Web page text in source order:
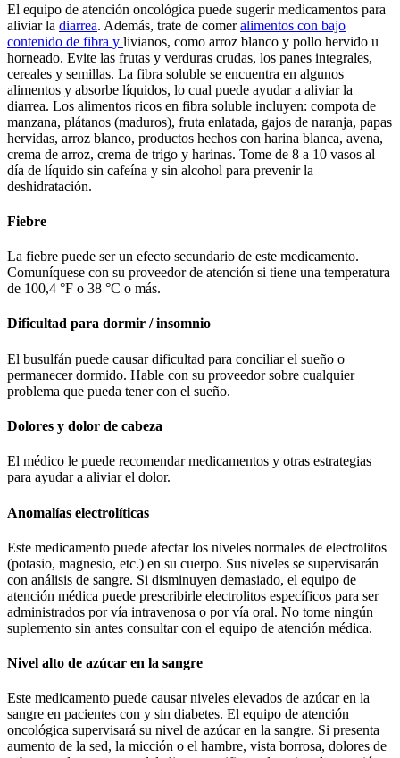
El equipo de atención oncológica puede sugerir medicamentos para
aliviar la diarrea. Además, trate de comeralimentos con bajo
contenido de fibra y livianos, como arroz blanco y pollo hervido u
horneado. Evite las frutas y verduras crudas, los panes integrales,
cereales y semillas. La fibra soluble se encuentra en algunos
alimentos y absorbe líquidos, lo cual puede ayudar a aliviar la
diarrea. Los alimentos ricos en fibra soluble incluyen: compota de
manzana, plátanos (maduros), fruta enlatada, gajos de naranja, papas
hervidas, arroz blanco, productos hechos con harina blanca, avena,
crema de arroz, crema de trigo y harinas. Tome de 8 a 10 vasos al
día de líquido sin cafeína y sin alcohol para prevenir la
deshidratación.
Fiebre
La fiebre puede ser un efecto secundario de este medicamento.
Comuníquese con su proveedor de atención si tiene una temperatura
de 100,4 °F o 38 °C o más.
Dificultad para dormir / insomnio
El busulfán puede causar dificultad para conciliar el sueño o
permanecer dormido. Hable con su proveedor sobre cualquier
problema que pueda tener con el sueño.
Dolores y dolor de cabeza
El médico le puede recomendar medicamentos y otras estrategias
para ayudar a aliviar el dolor.
Anomalías electrolíticas
Este medicamento puede afectar los niveles normales de electrolitos
(potasio, magnesio, etc.) en su cuerpo. Sus niveles se supervisarán
con análisis de sangre. Si disminuyen demasiado, el equipo de
atención médica puede prescribirle electrolitos específicos para ser
administrados por vía intravenosa o por vía oral. No tome ningún
suplemento sin antes consultar con el equipo de atención médica.
Nivel alto de azúcar en la sangre
Este medicamento puede causar niveles elevados de azúcar en la
sangre en pacientes con y sin diabetes. El equipo de atención
oncológica supervisará su nivel de azúcar en la sangre. Si presenta
aumento de la sed, la micción o el hambre, vista borrosa, dolores de